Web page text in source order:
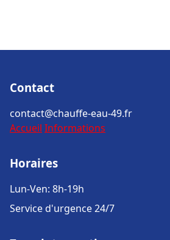
Contact
contact@chauffe-eau-49.fr
Accueil Informations
Horaires
Lun-Ven: 8h-19h
Service d'urgence 24/7